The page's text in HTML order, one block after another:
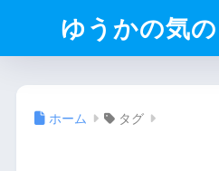
ゆうかの気
ホーム タグ